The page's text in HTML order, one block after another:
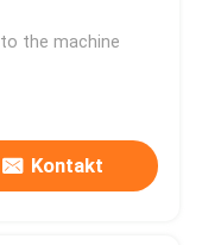
the machine
Kontakt